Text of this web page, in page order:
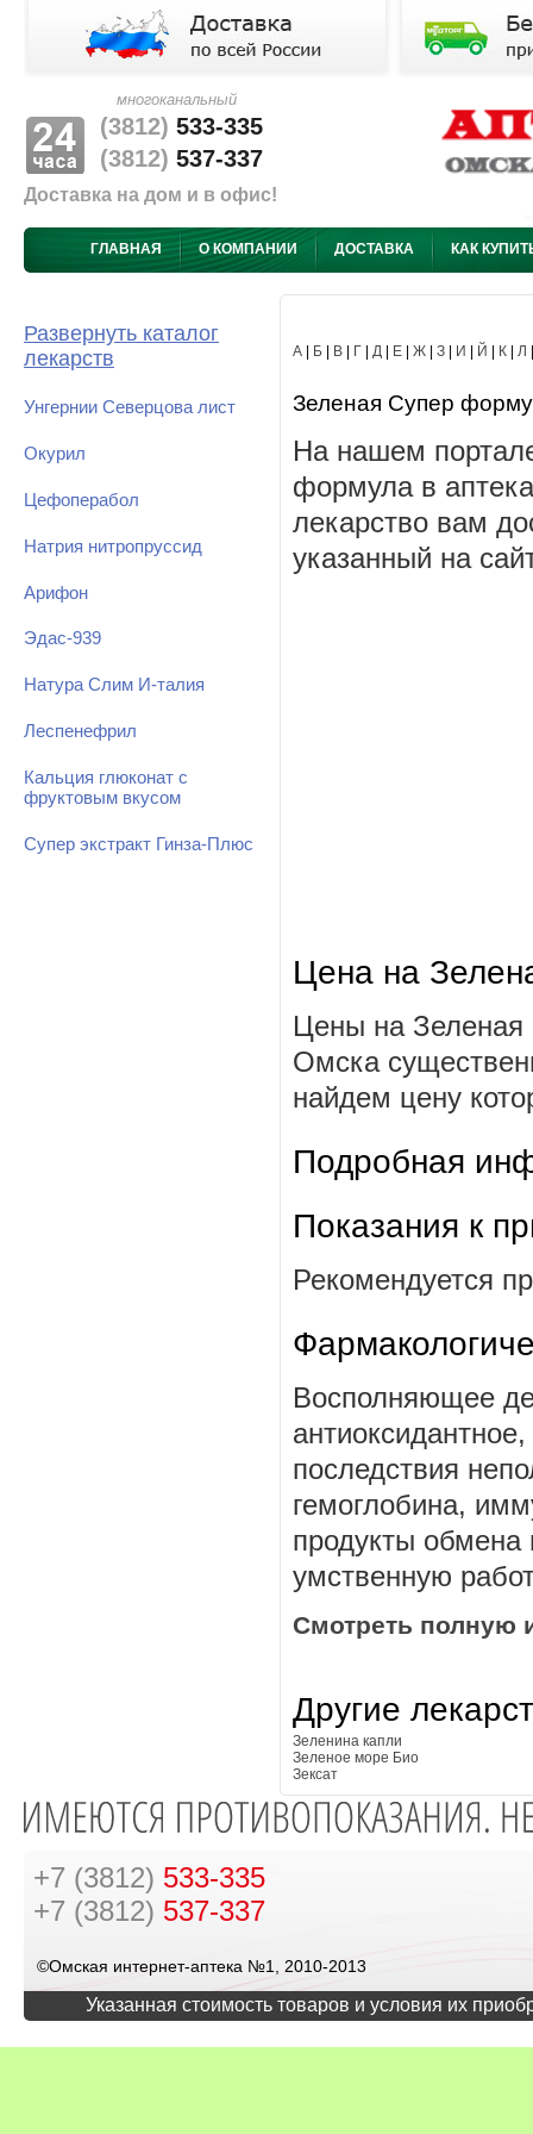
многоканальный
(3812) 533-335
(3812) 537-337
Доставка на дом и в офис!
ГЛАВНАЯ О КОМПАНИИ ДОСТАВКА КАК
Развернуть каталог
лекарств
Унгернии Северцова лист
Окурил
Цефоперабол
Натрия нитропруссид
Арифон
Эдас-939
Натура Слим И-талия
Леспенефрил
Кальция глюконат с
фруктовым вкусом
Супер экстракт Гинза-Плюс
А Б В Г Д Е Ж З И Й К Л
Зеленая Супер
На нашем
формула в
лекарство вам
указанный на
Цена на
Цены на Зеленая
Омска
найдем цену
Подробная
Показания к
Рекомендуется
Восполняющее
последствия
гемоглобина,
продукты
умственную
Смотреть полную
Другие
Зеленина капли
Зеленое море Био
Зексат
+7 (3812) 533-335
+7 (3812) 537-337
©Омская интернет-аптека №1, 2010-2013
Указанная стоимость товаров и условия их